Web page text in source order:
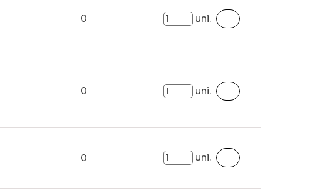
0 uni.
0 uni.
0 uni.